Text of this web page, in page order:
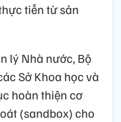
tiễn từ sản
lý Nhà nước, Bộ
Sở Khoa học và
hoàn thiện cơ
(sandbox) cho